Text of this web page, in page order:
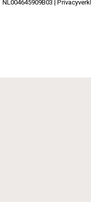
NL004645909B03 |